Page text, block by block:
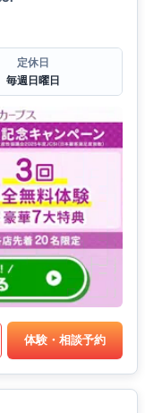
定休日
毎週日曜日
体験・相談予約